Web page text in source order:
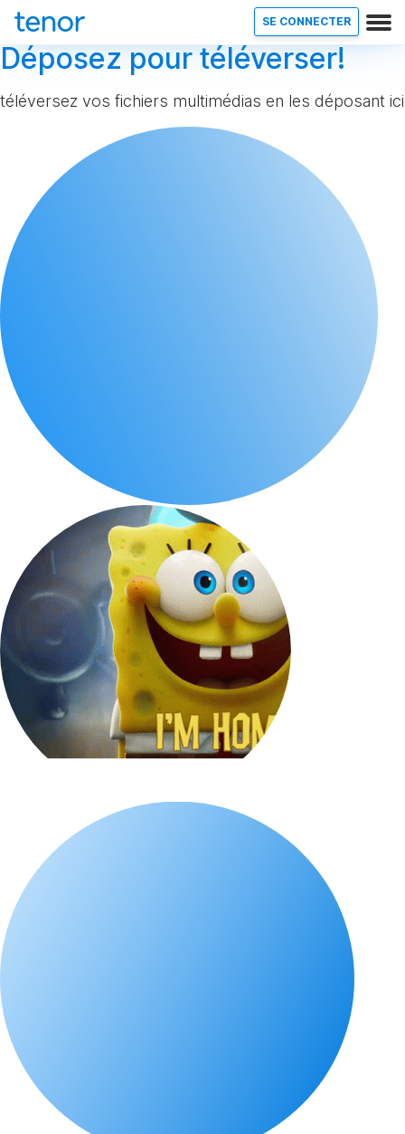
SE CONNECTER
Déposez pour téléverser!
téléversez vos fichiers multimédias en les déposant ici